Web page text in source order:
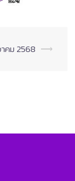
าคม 2568 ⟶